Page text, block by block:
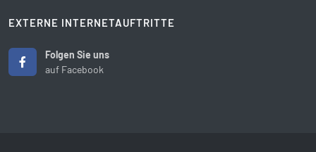
EXTERNE INTERNETAUFTRITTE
Folgen Sie uns
auf Facebook